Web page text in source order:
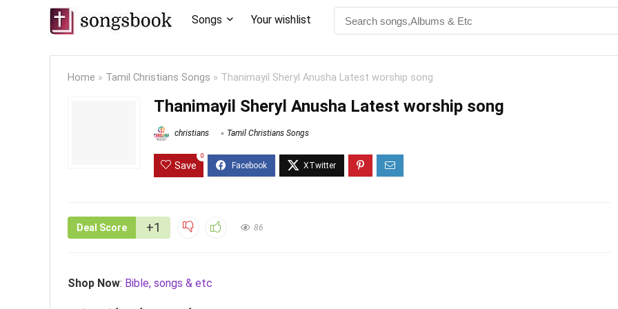
Songs Your wishlist
Home » Tamil Christians Songs » Thanimayil Sheryl Anusha Latest worship song
Thanimayil Sheryl Anusha Latest worship song
christians Tamil Christians Songs
Save
0
Deal Score +1 86
Shop Now: Bible, songs & etc